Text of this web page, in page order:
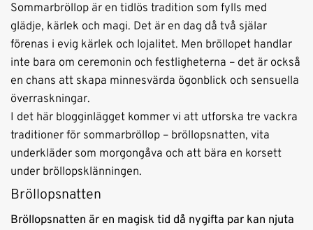
Sommarbröllop är en tidlös tradition som fylls med
glädje, kärlek och magi. Det är en dag då två själar
förenas i evig kärlek och lojalitet. Men bröllopet handlar
inte bara om ceremonin och festligheterna – det är också
en chans att skapa minnesvärda ögonblick och sensuella
överraskningar.
I det här blogginlägget kommer vi att utforska tre vackra
traditioner för sommarbröllop – bröllopsnatten, vita
underkläder som morgongåva och att bära en korsett
under bröllopsklänningen.
Bröllopsnatten
Bröllopsnatten är en magisk tid då nygifta par kan njuta